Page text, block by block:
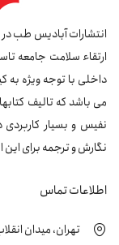
ارتقاء سلامت جامعه
داخلی با توجه ویژه به
می باشد که تالیف
نفیس و بسیار کاربردی
نگارش و ترجمه برای این
اطلاعات تماس
تهران، میدان انقلاب، خیابان 16 آذر ، نبش